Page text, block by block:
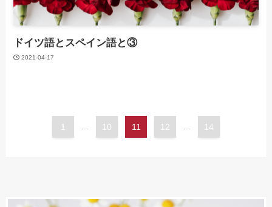
ドイツ語とスペイン語と③
2021-04-17
1 10 11 12 14